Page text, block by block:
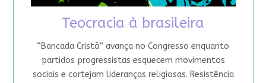
Teocracia à brasileira
“Bancada Cristã” avança no Congresso enquanto
partidos progressistas esquecem movimentos
sociais e cortejam lideranças religiosas. Resistência